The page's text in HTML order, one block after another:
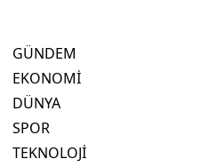
GÜNDEM
EKONOMİ
DÜNYA
SPOR
TEKNOLOJİ